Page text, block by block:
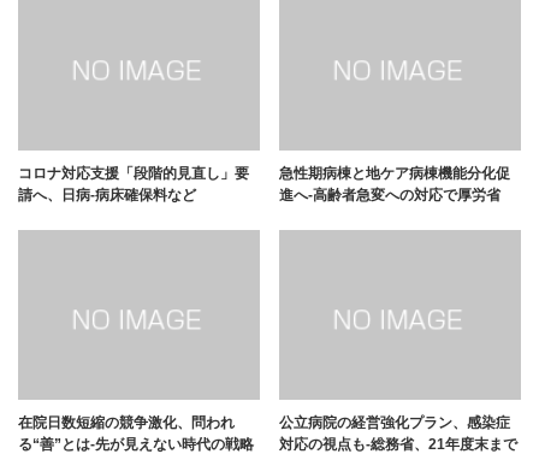
コロナ対応支援「段階的見直し」要
請へ、日病-病床確保料など
急性期病棟と地ケア病棟機能分化促
進へ-高齢者急変への対応で厚労省
在院日数短縮の競争激化、問われ
る“善”とは-先が見えない時代の戦略
公立病院の経営強化プラン、感染症
対応の視点も-総務省、21年度末まで